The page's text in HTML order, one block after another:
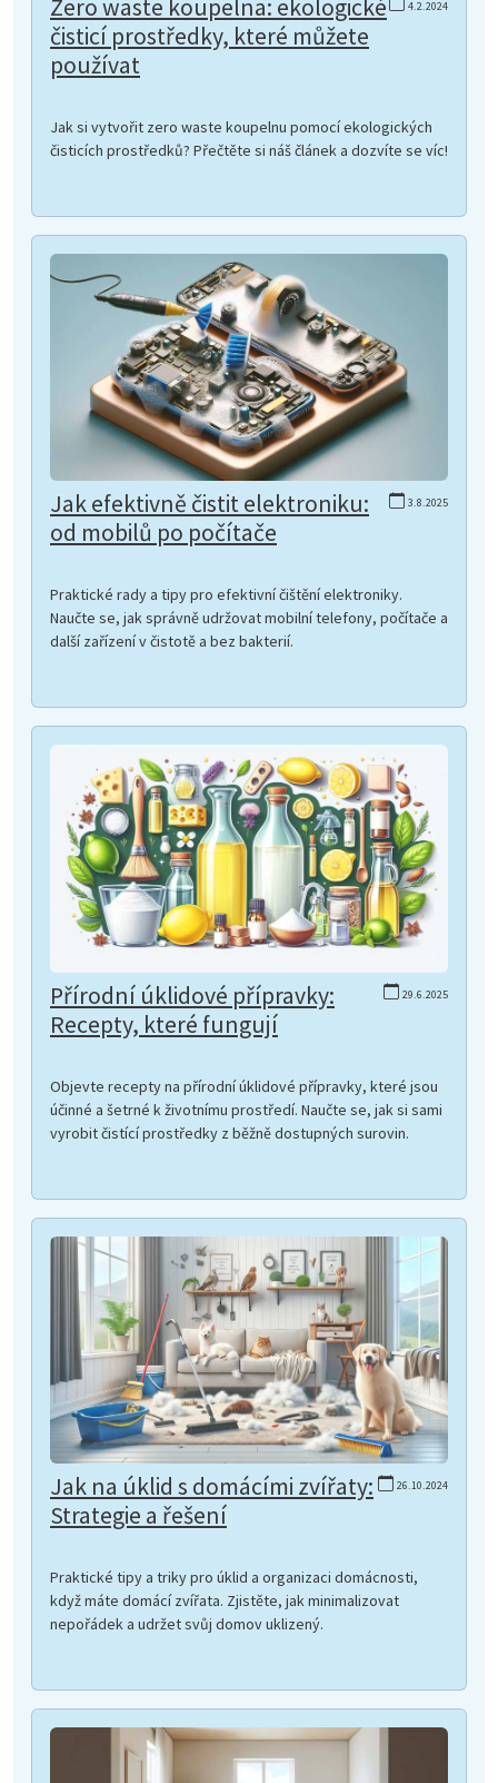
4.2.2024
Zero waste koupelna: ekologické
čisticí prostředky, které můžete
používat
Jak si vytvořit zero waste koupelnu pomocí ekologických
čisticích prostředků? Přečtěte si náš článek a dozvíte se víc!
3.8.2025
Jak efektivně čistit elektroniku:
od mobilů po počítače
Praktické rady a tipy pro efektivní čištění elektroniky.
Naučte se, jak správně udržovat mobilní telefony, počítače a
další zařízení v čistotě a bez bakterií.
29.6.2025
Přírodní úklidové přípravky:
Recepty, které fungují
Objevte recepty na přírodní úklidové přípravky, které jsou
účinné a šetrné k životnímu prostředí. Naučte se, jak si sami
vyrobit čistící prostředky z běžně dostupných surovin.
26.10.2024
Jak na úklid s domácími zvířaty:
Strategie a řešení
Praktické tipy a triky pro úklid a organizaci domácnosti,
když máte domácí zvířata. Zjistěte, jak minimalizovat
nepořádek a udržet svůj domov uklizený.